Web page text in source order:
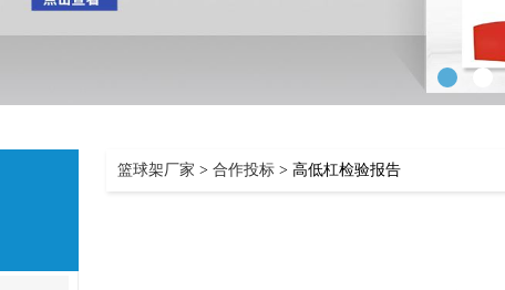
篮球架厂家 > 合作投标 > 高低杠检验报告